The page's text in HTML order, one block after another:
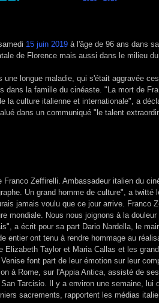
15 juin 2019 à l'âge de 96 ans dans
de Florence mais aussi dans le milieu
longue maladie, qui s'était aggravée
dans la famille du cinéaste. "La mort de
la culture italienne et internationale", a
dans un communiqué "le talent
Zeffirelli. Ambassadeur italien du
Un grand homme de culture", a twitté
jamais voulu que ce jour arrive. Franco
mondiale. Nous nous joignons à la
a écrit pour sa part Dario Nardella, le
entier ont tenu à rendre hommage au
Elizabeth Taylor et Maria Callas et les
font part de leur émotion sur leur
à Rome, sur l'Appia Antica, assisté de
Tarcisio.
Il y a environ une semaine, lui
sacrements, rapportent les médias